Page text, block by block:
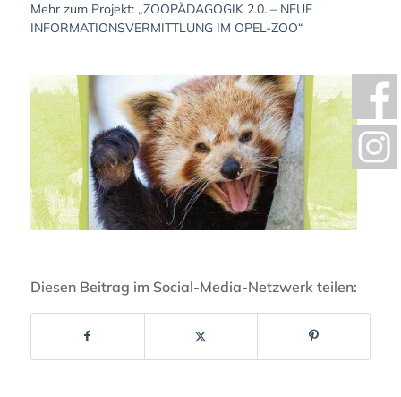
Mehr zum Projekt: „ZOOPÄDAGOGIK 2.0. – NEUE
INFORMATIONSVERMITTLUNG IM OPEL-ZOO“
Diesen Beitrag im Social-Media-Netzwerk teilen: